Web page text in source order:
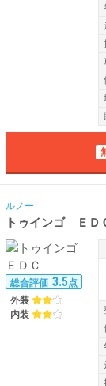
ルノー
トゥインゴ ＥＤ
総合評価 3.5点
外装
内装